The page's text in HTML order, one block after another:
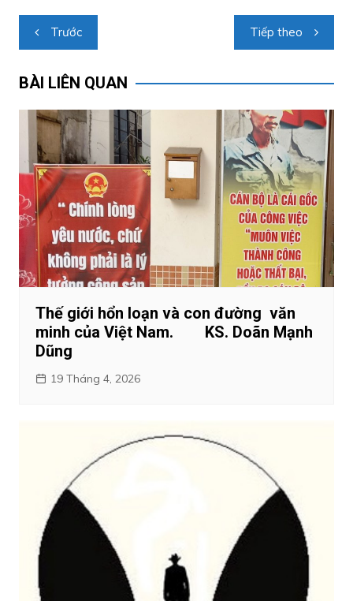
Điều
hướng
bài
Trước Tiếp theo
BÀI LIÊN QUAN
Thế giới hổn loạn và con đường văn
minh của Việt Nam. KS. Doãn Mạnh
Dũng
19 Tháng 4, 2026